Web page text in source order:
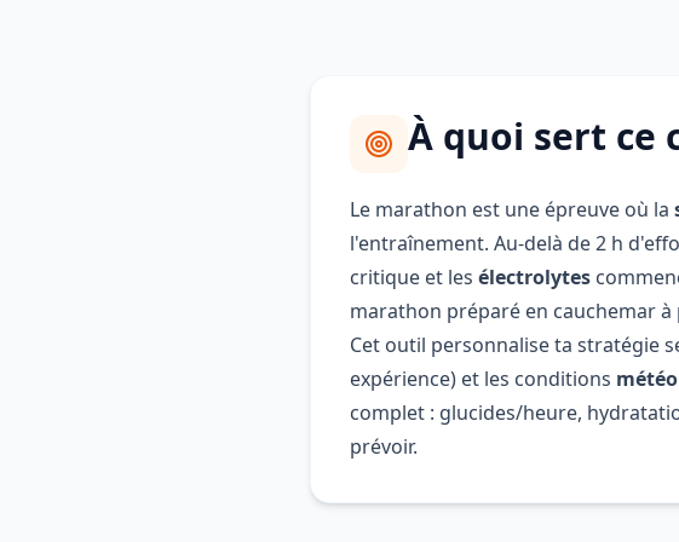
À quoi sert
Le marathon est une épreuve où la
l'entraînement. Au-delà de 2 h
critique et les électrolytes
marathon préparé en cauchemar
Cet outil personnalise ta stratégie
expérience) et les conditions
complet : glucides/heure,
prévoir.